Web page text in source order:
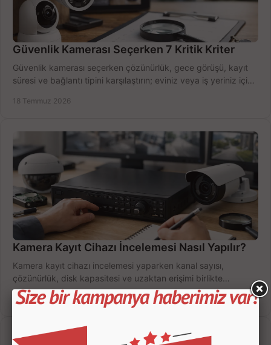
Güvenlik Kamerası Seçerken 7 Kritik Kriter
Güvenlik kamerası seçerken çözünürlük, gece görüşü, kayıt
süresi ve bağlantı tipini karşılaştırın; eviniz veya iş yeriniz için
18 Temmuz 2026
Kamera Kayıt Cihazı İncelemesi Nasıl Yapılır?
Kamera kayıt cihazı incelemesi yaparken kanal sayısı,
çözünürlük, disk kapasitesi ve uzaktan erişimi birlikte
değerlendirin; bütçenizi doğru yönetin.
16 Temmuz 2026